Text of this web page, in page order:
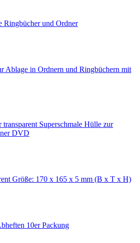
Ringbücher und Ordner
Ablage in Ordnern und Ringbüchern mit
Superschmale Hülle zur
DVD
Größe: 170 x 165 x 5 mm (B x T x H)
10er Packung